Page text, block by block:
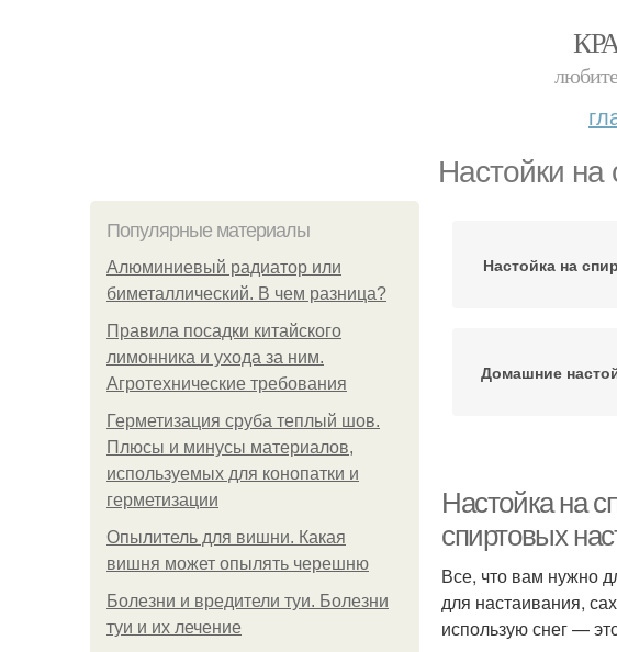
Настойки на
Популярные материалы
Алюминиевый радиатор или
биметаллический. В чем разница?
Правила посадки китайского
лимонника и ухода за ним.
Агротехнические требования
Герметизация сруба теплый шов.
Плюсы и минусы материалов,
используемых для конопатки и
герметизации
Опылитель для вишни. Какая
вишня может опылять черешню
Болезни и вредители туи. Болезни
туи и их лечение
Настойка на
Домашние
Настойка на
спиртовых
Все, что вам нужно
для настаивания,
использую снег —